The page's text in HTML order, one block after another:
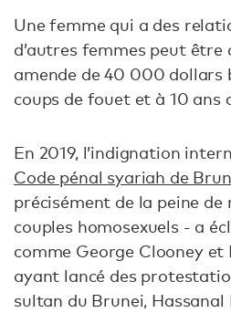
Une femme qui a des
d’autres femmes peut être
amende de 40 000 dollars
coups de fouet et à 10 ans
En 2019, l’indignation
Code pénal syariah de
précisément de la peine
couples homosexuels - a
comme George Clooney et
ayant lancé des
sultan du Brunei, Hassanal